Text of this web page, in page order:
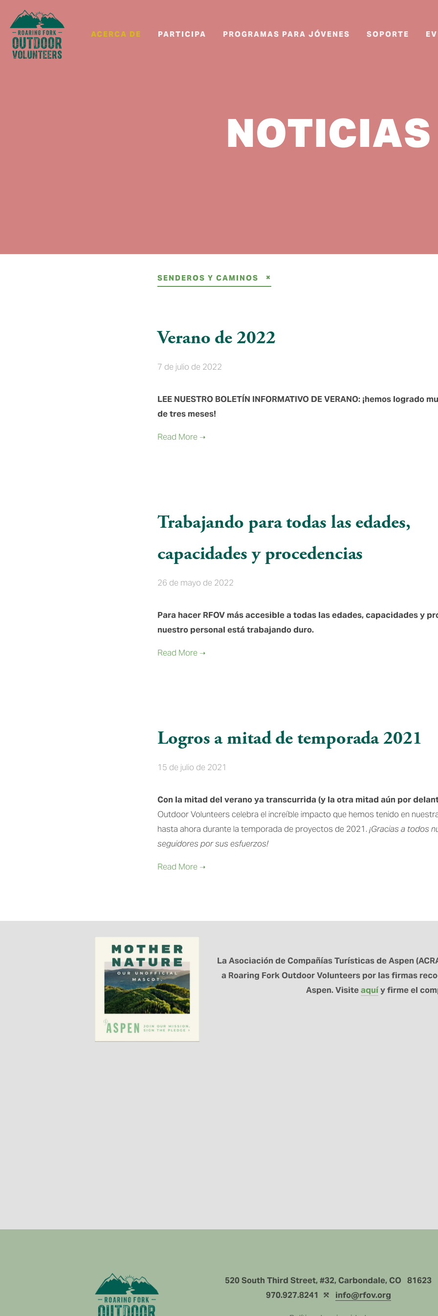
ACERCA DE PARTICIPA PROGRAMAS PARA JÓVENES SOPORTE
NOTICIAS
SENDEROS Y CAMINOS
Verano de 2022
7 de julio de 2022
LEE NUESTRO BOLETÍN INFORMATIVO DE VERANO: ¡hemos logrado
de tres meses!
Trabajando para todas las edades,
capacidades y procedencias
26 de mayo de 2022
Para hacer RFOV más accesible a todas las edades, capacidades y
nuestro personal está trabajando duro.
Logros a mitad de temporada 2021
15 de julio de 2021
Con la mitad del verano ya transcurrida (y la otra mitad aún por
Outdoor Volunteers celebra el increíble impacto que hemos tenido en
hasta ahora durante la temporada de proyectos de 2021. ¡Gracias a todos
seguidores por sus esfuerzos!
La Asociación de Compañías Turísticas de Aspen
a Roaring Fork Outdoor Volunteers por las firmas
Aspen. Visite aquí y firme el
520 South Third Street, #32, Carbondale, CO   81623
970.927.8241  ⤲
info@rfov.org